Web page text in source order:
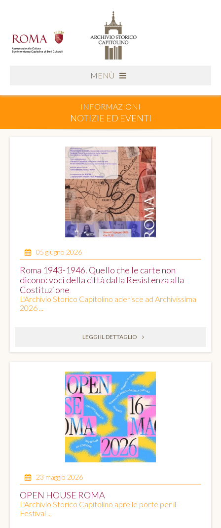
MENÙ
INFORMAZIONI
NOTIZIE ED EVENTI
05 giugno 2026
Roma 1943-1946. Quello che le carte non
dicono: voci della città dalla Resistenza alla
Costituzione
L'Archivio Storico Capitolino aderisce ad Archivissima
2026 ...
LEGGI IL DETTAGLIO
23 maggio 2026
OPEN HOUSE ROMA
L'Archivio Storico Capitolino apre le porte per il
Festival ...